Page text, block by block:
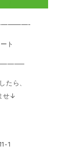
ト
たら、
せ↓
1